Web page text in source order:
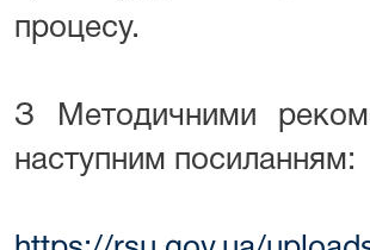
процесу.
З Методичними
наступним посиланням: